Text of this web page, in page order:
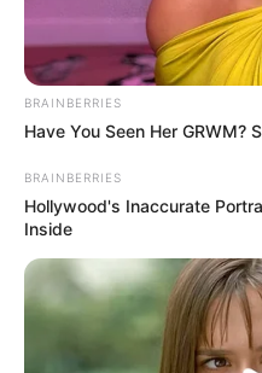
BRAINBERRIES
Have You Seen Her GRWM?
BRAINBERRIES
Hollywood's Inaccurate
Inside